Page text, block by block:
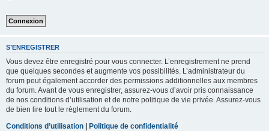
S’ENREGISTRER
Vous devez être enregistré pour vous connecter. L’enregistrement ne prend
que quelques secondes et augmente vos possibilités. L’administrateur du
forum peut également accorder des permissions additionnelles aux membres
du forum. Avant de vous enregistrer, assurez-vous d’avoir pris connaissance
de nos conditions d’utilisation et de notre politique de vie privée. Assurez-vous
de bien lire tout le règlement du forum.
Conditions d’utilisation | Politique de confidentialité